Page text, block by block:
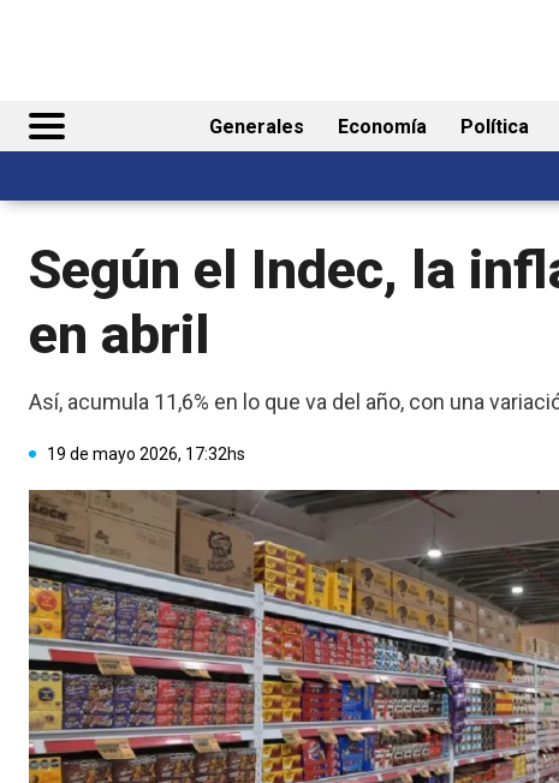
Generales Economía Política
Según el Indec, la
en abril
Así, acumula 11,6% en lo que va del año, con una
19 de mayo 2026, 17:32hs